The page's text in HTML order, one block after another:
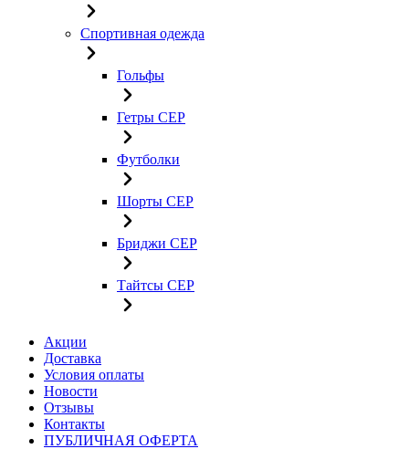
Спортивная одежда
Гольфы
Гетры CEP
Футболки
Шорты CEP
Бриджи CEP
Тайтсы CEP
Акции
Доставка
Условия оплаты
Новости
Отзывы
Контакты
ПУБЛИЧНАЯ ОФЕРТА